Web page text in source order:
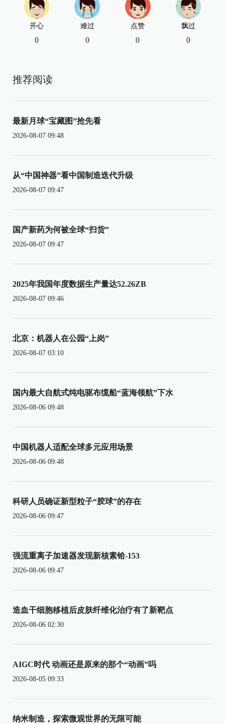
开心
0
难过
0
点赞
0
飘过
0
推荐阅读
最新月球“宝藏图”抢先看
2026-08-07 09:48
从“中国神器”看中国制造迭代升级
2026-08-07 09:47
国产新药为何被全球“扫货”
2026-08-07 09:47
2025年我国年度数据生产量达52.26ZB
2026-08-07 09:46
北京：机器人在公园“上岗”
2026-08-07 03:10
国内最大自航式纯电驱布缆船“蓝海领航”下水
2026-08-06 09:48
中国机器人适配全球多元应用场景
2026-08-06 09:48
科研人员确证新型粒子“胶球”的存在
2026-08-06 09:47
强流重离子加速器发现新核素铪-153
2026-08-06 09:47
造血干细胞移植后皮肤纤维化治疗有了新靶点
2026-08-06 02:30
AIGC时代 动画还是原来的那个“动画”吗
2026-08-05 09:33
纳米制造，探索微观世界的无限可能